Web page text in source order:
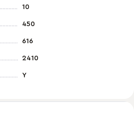
10
450
616
2410
Y